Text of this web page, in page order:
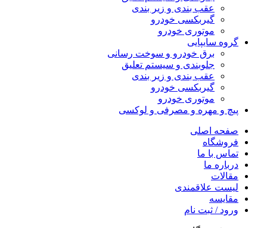
عقب بندی و زیر بندی
گیربکسی خودرو
موتوری خودرو
گروه سایپایی
برق خودرو و سوخت رسانی
جلوبندی و سیستم تعلیق
عقب بندی و زیر بندی
گیربکسی خودرو
موتوری خودرو
پیچ و مهره و مصرفی و لوکسی
صفحه اصلی
فروشگاه
تماس با ما
درباره ما
مقالات
لیست علاقمندی
مقایسه
ورود / ثبت نام